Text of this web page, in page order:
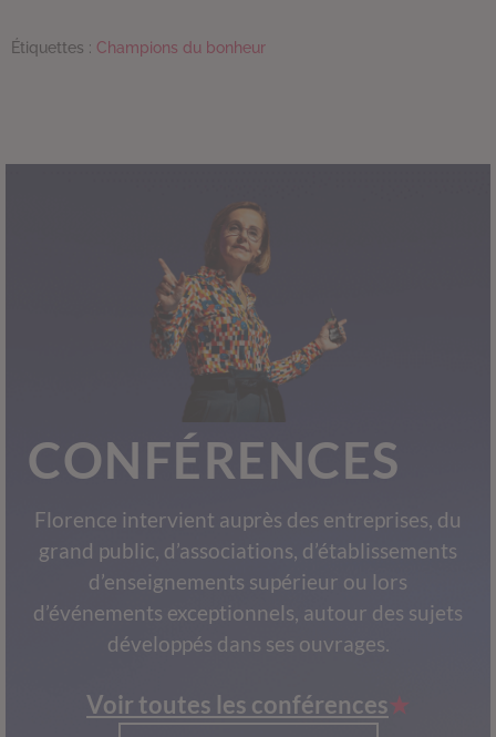
Étiquettes : Champions du bonheur
CONFÉRENCES
Florence intervient auprès des entreprises, du
grand public, d’associations, d’établissements
d’enseignements supérieur ou lors
d’événements exceptionnels, autour des sujets
développés dans ses ouvrages.
Voir toutes les conférences